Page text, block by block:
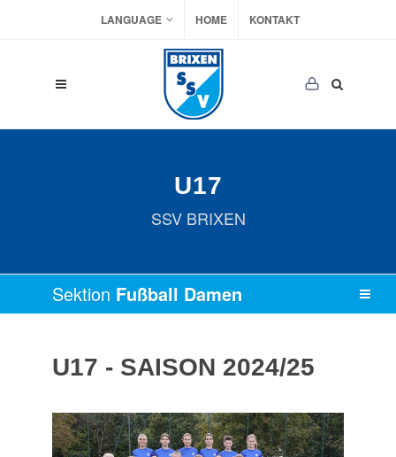
LANGUAGE HOME KONTAKT
U17
SSV BRIXEN
Sektion Fußball Damen
U17 - SAISON 2024/25